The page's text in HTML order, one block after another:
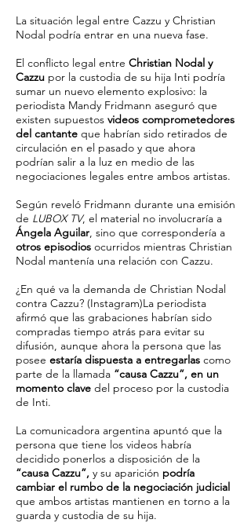
La situación legal entre Cazzu y Christian
Nodal podría entrar en una nueva fase.
El conflicto legal entre Christian Nodal y
Cazzu por la custodia de su hija Inti podría
sumar un nuevo elemento explosivo: la
periodista Mandy Fridmann aseguró que
existen supuestos videos comprometedores
del cantante que habrían sido retirados de
circulación en el pasado y que ahora
podrían salir a la luz en medio de las
negociaciones legales entre ambos artistas.
Según reveló Fridmann durante una emisión
de LUBOX TV, el material no involucraría a
Ángela Aguilar, sino que correspondería a
otros episodios ocurridos mientras Christian
Nodal mantenía una relación con Cazzu.
¿En qué va la demanda de Christian Nodal
contra Cazzu? (Instagram)La periodista
afirmó que las grabaciones habrían sido
compradas tiempo atrás para evitar su
difusión, aunque ahora la persona que las
posee estaría dispuesta a entregarlas como
parte de la llamada “causa Cazzu”, en un
momento clave del proceso por la custodia
de Inti.
La comunicadora argentina apuntó que la
persona que tiene los videos habría
decidido ponerlos a disposición de la
“causa Cazzu”, y su aparición podría
cambiar el rumbo de la negociación judicial
que ambos artistas mantienen en torno a la
guarda y custodia de su hija.